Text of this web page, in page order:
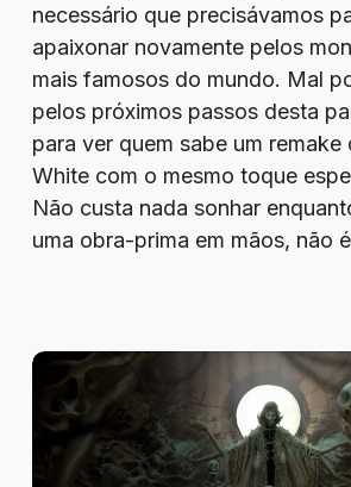
necessário que precisávamos
apaixonar novamente pelos
mais famosos do mundo. Mal
pelos próximos passos desta
para ver quem sabe um remake
White com o mesmo toque
Não custa nada sonhar
uma obra-prima em mãos, não
Review
Tormentum